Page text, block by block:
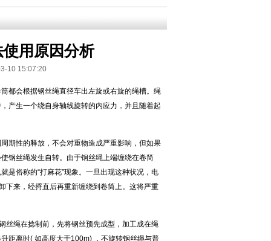
用原因分析
10 15:07:20
都会根据钢丝绳直径车出左旋或右旋的绳槽。绳
产生一个绕自身轴线旋转的内应力，并且随着起
期性的释放，不会对重物造成严重影响，但如果
钢丝绳发生自转。由于钢丝绳上端缠绕在卷筒
是俗称的“打麻花”现象。一旦出现这种状况，电
下来，经捋直后再重新缠绕到卷筒上。这将严重
丝绳在捻制前，先将钢丝预先成型，加工成在绳
距离时( 如高度大于100m) ，不旋转钢丝绳与普